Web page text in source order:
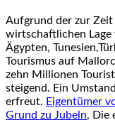
Aufgrund der zur
wirtschaftlichen Lage
Ägypten,
Tourismus auf
zehn Millionen
steigend. Ein
erfreut. Eigentümer
Grund zu Jubeln, Die